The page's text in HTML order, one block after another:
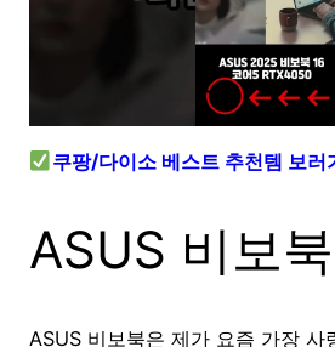
쿠팡/다이소 베스트 추천템 보러
ASUS 비보
ASUS 비보북은 제가 요즘 가장 사